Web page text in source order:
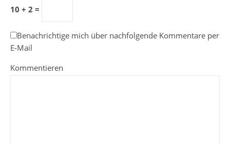
10 + 2 =
Benachrichtige mich über nachfolgende Kommentare per
E-Mail
Kommentieren